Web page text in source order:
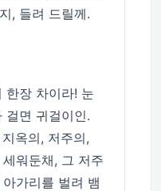
, 들려 드릴께.
한장 차이라! 눈
걸면 귀걸이인.
옥의, 저주의,
워둔채, 그 저주
가리를 벌려 뱀